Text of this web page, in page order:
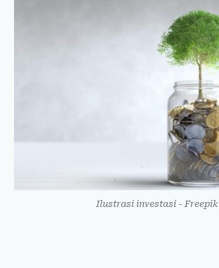
Ilustrasi investasi - Freepik